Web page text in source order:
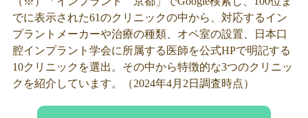
でに表示された61のクリニックの中から、対応するイン
プラントメーカーや治療の種類、オペ室の設置、日本口
腔インプラント学会に所属する医師を公式HPで明記する
10クリニックを選出。その中から特徴的な3つのクリニッ
クを紹介しています。（2024年4月2日調査時点）